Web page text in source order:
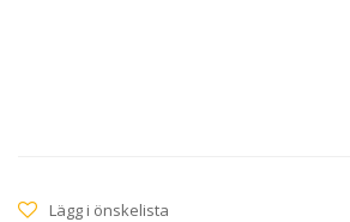
Lägg i önskelista